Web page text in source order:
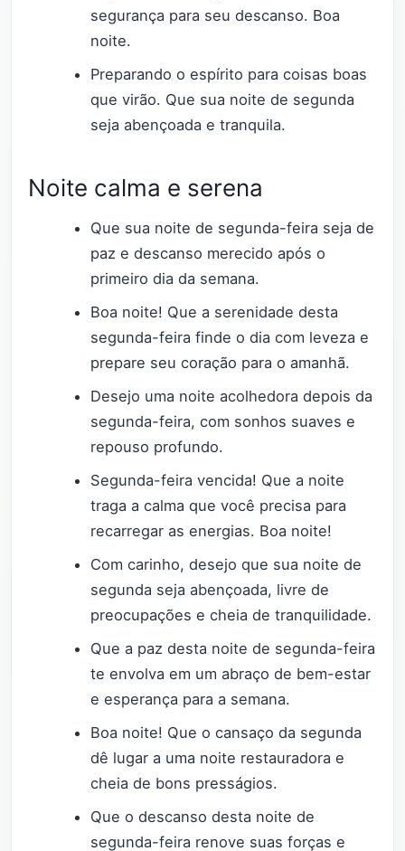
segurança para seu descanso. Boa
noite.
Preparando o espírito para coisas boas
que virão. Que sua noite de segunda
seja abençoada e tranquila.
Noite calma e serena
Que sua noite de segunda-feira seja de
paz e descanso merecido após o
primeiro dia da semana.
Boa noite! Que a serenidade desta
segunda-feira finde o dia com leveza e
prepare seu coração para o amanhã.
Desejo uma noite acolhedora depois da
segunda-feira, com sonhos suaves e
repouso profundo.
Segunda-feira vencida! Que a noite
traga a calma que você precisa para
recarregar as energias. Boa noite!
Com carinho, desejo que sua noite de
segunda seja abençoada, livre de
preocupações e cheia de tranquilidade.
Que a paz desta noite de segunda-feira
te envolva em um abraço de bem-estar
e esperança para a semana.
Boa noite! Que o cansaço da segunda
dê lugar a uma noite restauradora e
cheia de bons presságios.
Que o descanso desta noite de
segunda-feira renove suas forças e